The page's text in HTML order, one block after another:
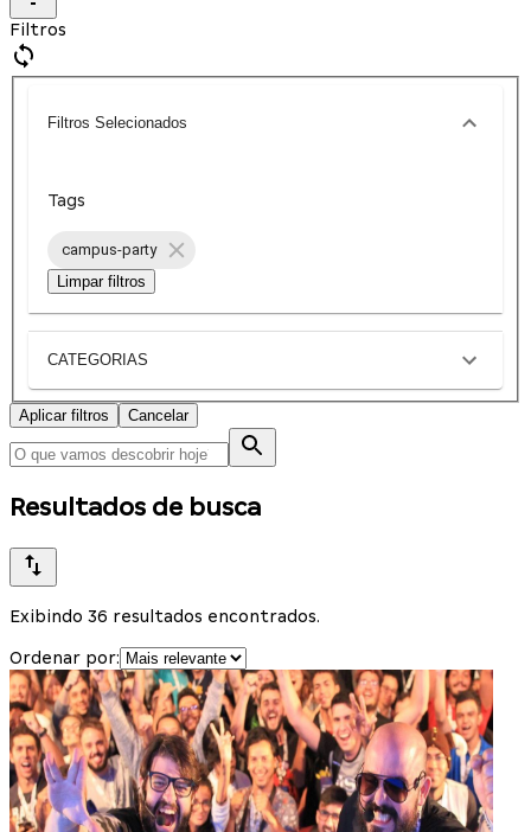
Filtros
Filtros Selecionados
Tags
campus-party
Limpar filtros
CATEGORIAS
Aplicar filtros Cancelar
Resultados de busca
Exibindo 36 resultados encontrados.
Ordenar por: